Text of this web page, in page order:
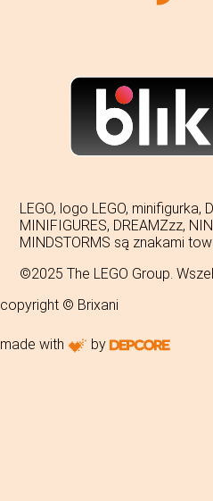
LEGO, logo LEGO, minifigurka,
MINIFIGURES, DREAMZzz,
MINDSTORMS są znakami
©2025 The LEGO Group.
copyright © Brixani
made with by